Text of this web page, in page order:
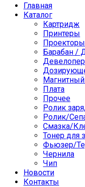
Главная
Каталог
Картридж
Принтеры
Проекторы
Барабан /
Девелопер
Плата
Прочее
Ролик
Ролик/
Смазка/
Тонер для
Фьюзер/
Чернила
Чип
Новости
Контакты